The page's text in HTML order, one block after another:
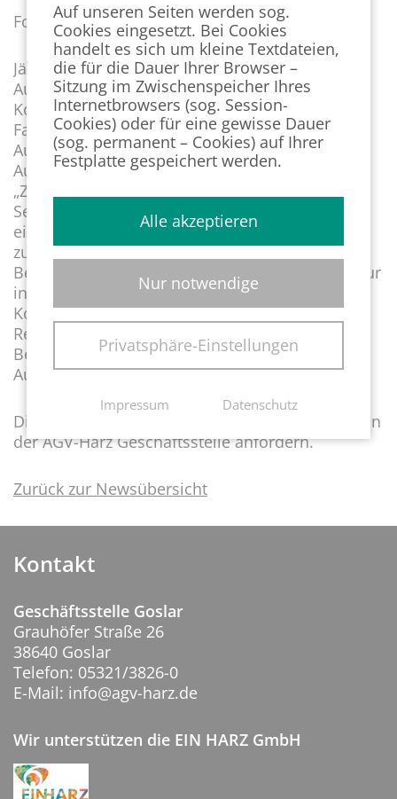
Folgende Änderungen in dieser Broschüre:
Jährliche Anpassung der Mindestgehälter für
Aufenthaltstitel der Erwerbsmigration
Konkretisierungen zu den Regelungen zum
Familiennachzug bei den jeweiligen
Aufenthaltstiteln
Auf Seite 8 wurde der Verweis auf einen
„Zweckwechsel“ entfernt.
Seit dem 1. März 2024 wird die Möglichkeit, von
einem Schengen-Visum zu einem Fachkräftetitel
zu wechseln, ohne vorherige Ausreise und
Beantragung eines Visums aus dem Ausland, nur
in wenigen Ausnahmefällen bestehen.
Konkretisierung über die ergänzenden
Regelungen bei der Aufenthaltserlaubnis zur
Berufsausbildung für ausreisepflichtige
Ausländer (§ 16g AufenthG) auf Seite 27.
Die aktualisiere Broschüre der BDA können Sie in
der AGV-Harz Geschäftsstelle anfordern.
Zurück zur Newsübersicht
Kontakt
Geschäftsstelle Goslar
Grauhöfer Straße 26
38640 Goslar
Telefon: 05321/3826-0
E-Mail: info@agv-harz.de
Wir unterstützen die EIN HARZ GmbH
Auf unseren Seiten werden sog.
Cookies eingesetzt. Bei Cookies
handelt es sich um kleine Textdateien,
die für die Dauer Ihrer Browser –
Sitzung im Zwischenspeicher Ihres
Internetbrowsers (sog. Session-
Cookies) oder für eine gewisse Dauer
(sog. permanent – Cookies) auf Ihrer
Festplatte gespeichert werden.
Alle akzeptieren
Nur notwendige
Privatsphäre-Einstellungen
Impressum Datenschutz